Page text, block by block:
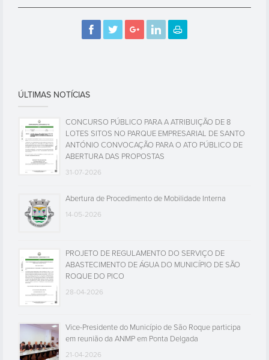
ÚLTIMAS NOTÍCIAS
CONCURSO PÚBLICO PARA A ATRIBUIÇÃO DE 8
LOTES SITOS NO PARQUE EMPRESARIAL DE SANTO
ANTÓNIO CONVOCAÇÃO PARA O ATO PÚBLICO DE
ABERTURA DAS PROPOSTAS
31-07-2026
Abertura de Procedimento de Mobilidade Interna
14-05-2026
PROJETO DE REGULAMENTO DO SERVIÇO DE
ABASTECIMENTO DE ÁGUA DO MUNICÍPIO DE SÃO
ROQUE DO PICO
28-04-2026
Vice-Presidente do Município de São Roque participa
em reunião da ANMP em Ponta Delgada
21-04-2026